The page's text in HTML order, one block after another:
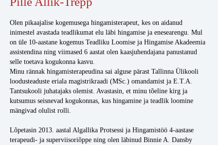
Olen pikaajalise kogemusega hingamisterapeut, kes on aidanud
inimestel avastada teadlikumat elu läbi hingamise ja enesearengu. Mul
on üle 10-aastane kogemus Teadliku Loomise ja Hingamise Akadeemia
assistendina ning viimased 6 aastat olen kaasjuhendajana panustanud
selle toetava kogukonna kasvu.
Minu rännak hingamisterapeudina sai alguse pärast Tallinna Ülikooli
loodusteaduste eriala magistrikraadi (MSc.) omandamist ja E.T.A.
Tantsukooli juhatajaks olemist. Avastasin, et minu tõeline kirg ja
kutsumus seisnevad kogukonnas, kus hingamine ja teadlik loomine
mängivad olulist rolli.
Lõpetasin 2013. aastal Algallika Protsessi ja Hingamistöö 4-aastase
terapeudi- ja superviisoriõppe ning olen läbinud Binnie A. Dansby